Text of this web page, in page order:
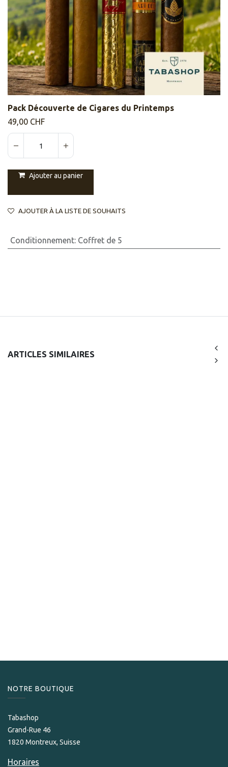
Pack Découverte de Cigares du Printemps
49,00 CHF
Ajouter au panier
AJOUTER À LA LISTE DE SOUHAITS
Conditionnement: Coffret de 5
ARTICLES SIMILAIRES
NOTRE BOUTIQUE
Tabashop
Grand-Rue 46
1820 Montreux, Suisse
Horaires